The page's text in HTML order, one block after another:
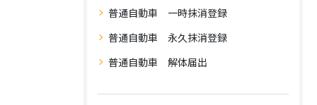
普通自動車 一時抹消登録
普通自動車 永久抹消登録
普通自動車 解体届出